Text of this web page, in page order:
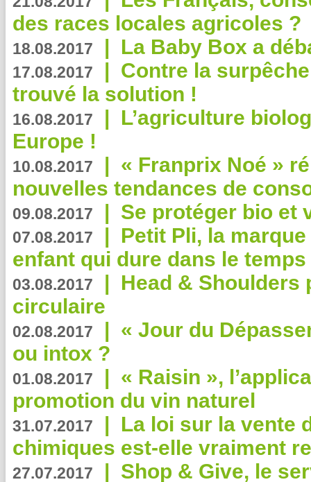
des races locales agricoles ?
18.08.2017 | La Baby Box a
17.08.2017 | Contre la
trouvé la solution !
16.08.2017 | L’agriculture
Europe !
10.08.2017 | « Franprix Noé »
nouvelles tendances de
09.08.2017 | Se protéger bio et
07.08.2017 | Petit Pli, la
enfant qui dure dans le temps
03.08.2017 | Head & Shoulders
circulaire
02.08.2017 | « Jour du
ou intox ?
01.08.2017 | « Raisin »,
promotion du vin naturel
31.07.2017 | La loi sur la vente
chimiques est-elle vraiment
27.07.2017 | Shop & Give, le